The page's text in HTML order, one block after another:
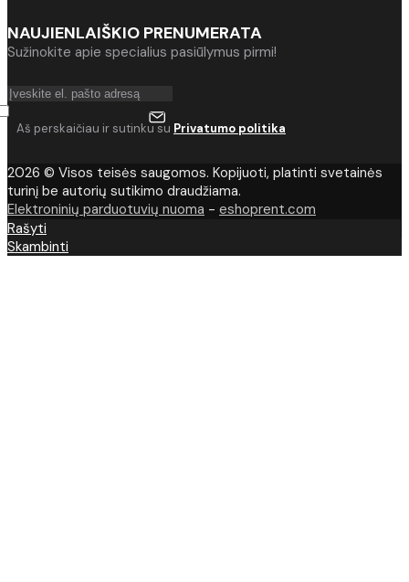
NAUJIENLAIŠKIO PRENUMERATA
Sužinokite apie specialius pasiūlymus pirmi!
Aš perskaičiau ir sutinku su Privatumo politika
2026 © Visos teisės saugomos. Kopijuoti, platinti svetainės
turinį be autorių sutikimo draudžiama.
Elektroninių parduotuvių nuoma - eshoprent.com
Rašyti
Skambinti